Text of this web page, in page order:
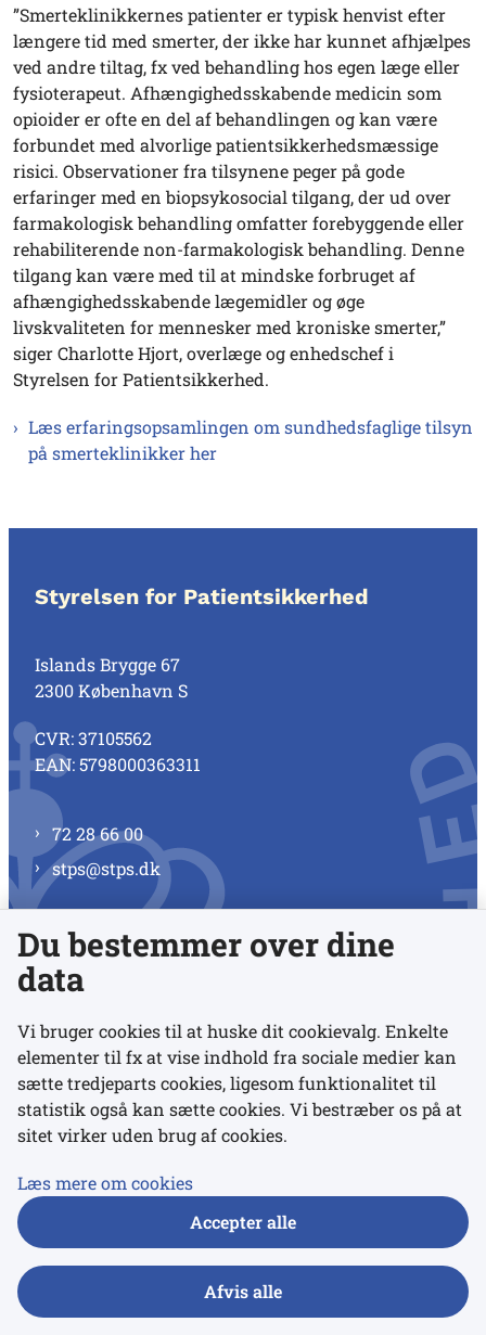
”Smerteklinikkernes patienter er typisk henvist efter
længere tid med smerter, der ikke har kunnet afhjælpes
ved andre tiltag, fx ved behandling hos egen læge eller
fysioterapeut. Afhængighedsskabende medicin som
opioider er ofte en del af behandlingen og kan være
forbundet med alvorlige patientsikkerhedsmæssige
risici. Observationer fra tilsynene peger på gode
erfaringer med en biopsy­kosocial tilgang, der ud over
farmakologisk behandling omfatter forebyg­gende eller
rehabiliterende non-farmakologisk behandling. Denne
tilgang kan være med til at mindske forbruget af
afhængighedsskabende lægemidler og øge
livskvaliteten for mennesker med kroniske smerter,”
siger Charlotte Hjort, overlæge og enhedschef i
Styrelsen for Patientsikkerhed.
Læs erfaringsopsamlingen om sundhedsfaglige tilsyn
på smerteklinikker her
Styrelsen for Patientsikkerhed
Islands Brygge 67
2300 København S
CVR: 37105562
EAN: 5798000363311
72 28 66 00
stps@stps.dk
Se alle kontaktnumre
Links
Udgivelser
Du bestemmer over dine
data
Vi bruger cookies til at huske dit cookievalg. Enkelte
elementer til fx at vise indhold fra sociale medier kan
sætte tredjeparts cookies, ligesom funktionalitet til
statistik også kan sætte cookies. Vi bestræber os på at
sitet virker uden brug af cookies.
Læs mere om cookies
Accepter alle
Afvis alle